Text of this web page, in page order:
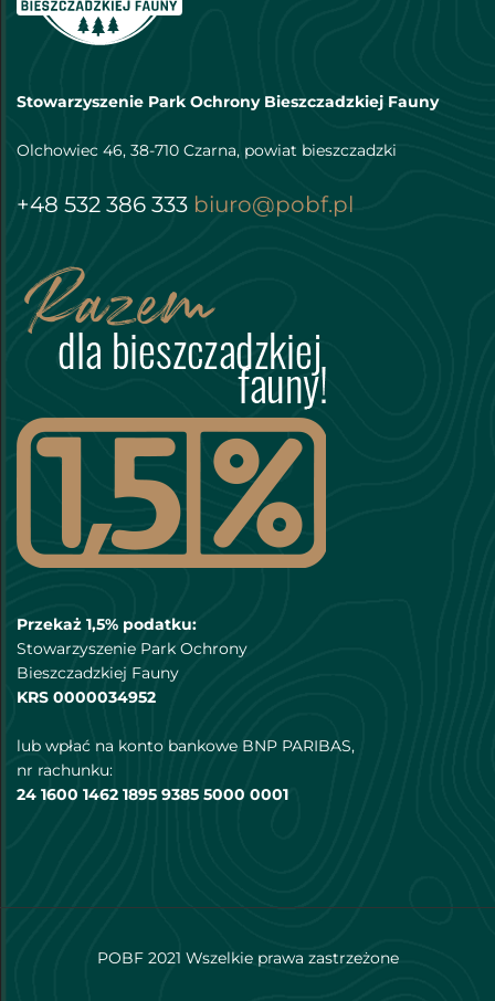
Stowarzyszenie Park Ochrony Bieszczadzkiej Fauny
Olchowiec 46, 38-710 Czarna, powiat bieszczadzki
+48 532 386 333 biuro@pobf.pl
Przekaż 1,5% podatku:
Stowarzyszenie Park Ochrony
Bieszczadzkiej Fauny
KRS 0000034952
lub wpłać na konto bankowe BNP PARIBAS,
nr rachunku:
24 1600 1462 1895 9385 5000 0001
POBF 2021 Wszelkie prawa zastrzeżone